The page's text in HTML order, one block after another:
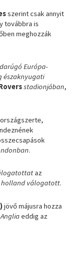
szerint csak annyit
továbbra is
meghozzák
Európa-
északnyugati
stadionjában,
.
az
holland válogatott.
jövő májusra hozza
Angliaeddig az